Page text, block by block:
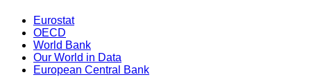
Eurostat
OECD
World Bank
Our World in Data
European Central Bank